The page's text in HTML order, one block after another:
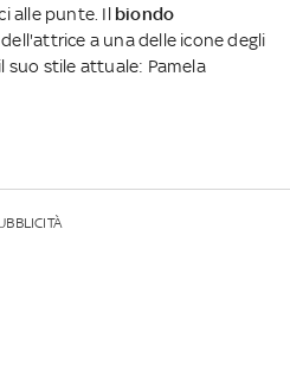
alle punte. Il biondo
a una delle icone degli
suo stile attuale: Pamela